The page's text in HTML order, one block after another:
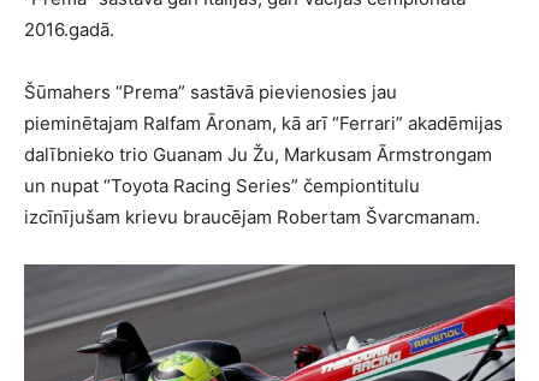
2016.gadā.
Šūmahers “Prema” sastāvā pievienosies jau
pieminētajam Ralfam Āronam, kā arī “Ferrari” akadēmijas
dalībnieko trio Guanam Ju Žu, Markusam Ārmstrongam
un nupat “Toyota Racing Series” čempiontitulu
izcīnījušam krievu braucējam Robertam Švarcmanam.